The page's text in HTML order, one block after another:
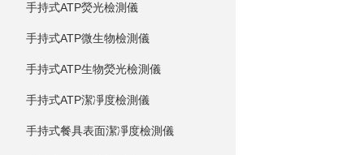
手持式ATP熒光檢測儀
手持式ATP微生物檢測儀
手持式ATP生物熒光檢測儀
手持式ATP潔凈度檢測儀
手持式餐具表面潔凈度檢測儀